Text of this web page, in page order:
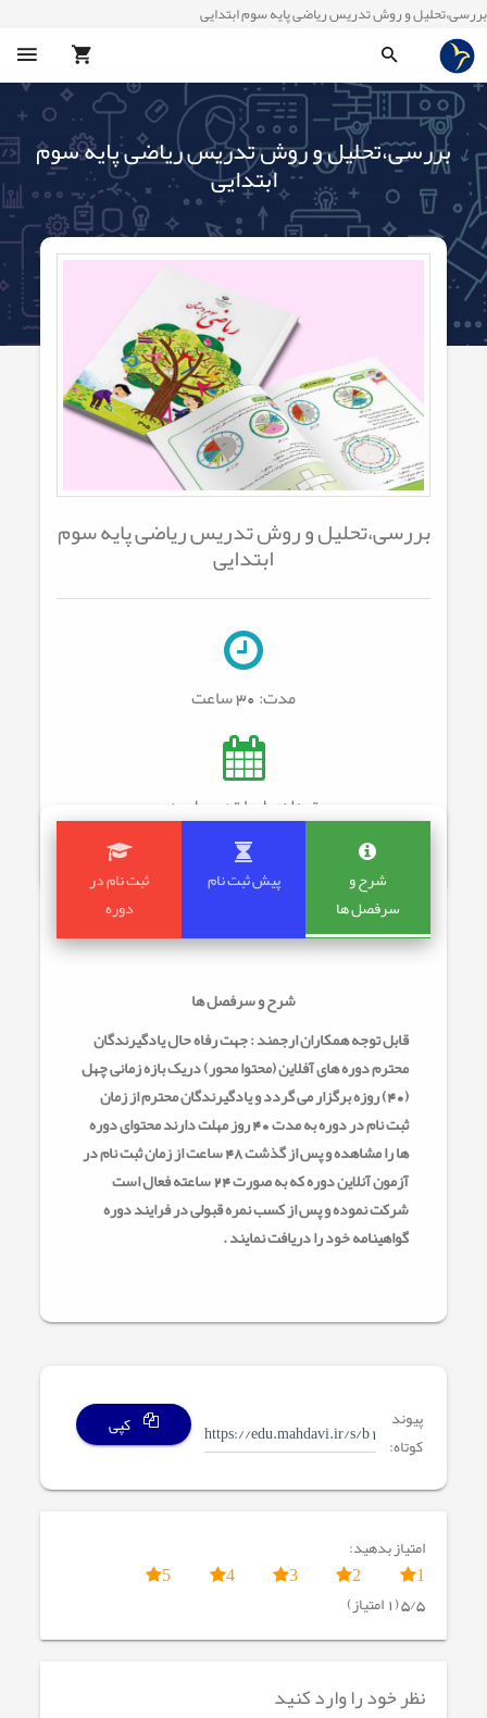
بررسی،تحلیل و روش تدریس ریاضی پایه سوم ابتدایی
بررسی،تحلیل و روش تدریس ریاضی پایه سوم
ابتدایی
بررسی،تحلیل و روش تدریس ریاضی پایه سوم
ابتدایی
مدت:30 ساعت
تعداد جلسات: 0 جلسه
شرح و
سرفصل ها
پیش ثبت نام
ثبت نام در
دوره
شرح و سرفصل ها
قابل توجه همکاران ارجمند : جهت رفاه حال یادگیرندگان
محترم دوره های آفلاین (محتوا محور) دریک بازه زمانی چهل
(40) روزه برگزار می گردد و یادگیرندگان محترم از زمان
ثبت نام در دوره به مدت 40 روز مهلت دارند محتوای دوره
ها را مشاهده و پس از گذشت 48 ساعت از زمان ثبت نام در
آزمون آنلاین دوره که به صورت 24 ساعته فعال است
شرکت نموده و پس از کسب نمره قبولی در فرایند دوره
گواهینامه خود را دریافت نمایند .
پیوند
کوتاه:
کپی
امتیاز بدهید:
1
2
3
4
5
5/5 (1 امتیاز)
نظر خود را وارد کنید